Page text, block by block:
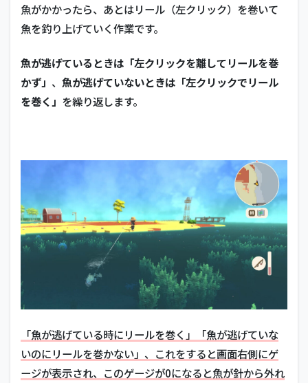
魚がかかったら、あとはリール（左クリック）を巻いて
魚を釣り上げていく作業です。
魚が逃げているときは「左クリックを離してリールを巻
かず」 、 魚が逃げていないときは「左クリックでリール
を巻く」 を繰り返します。
「魚が逃げている時にリールを巻く」「魚が逃げていな
いのにリールを巻かない」、これをすると画面右側にゲ
ージが表示され、このゲージが0になると魚が針から外れ